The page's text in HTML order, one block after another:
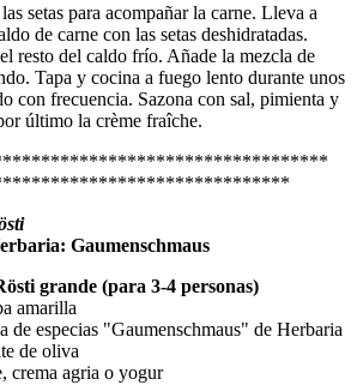
setas para acompañar la carne. Lleva a
de carne con las setas deshidratadas.
resto del caldo frío. Añade la mezcla de
Tapa y cocina a fuego lento durante unos
con frecuencia. Sazona con sal, pimienta y
último la crème fraîche.
Gaumenschmaus
grande (para 3-4 personas)
amarilla
de especias "Gaumenschmaus" de Herbaria
de oliva
crema agria o yogur